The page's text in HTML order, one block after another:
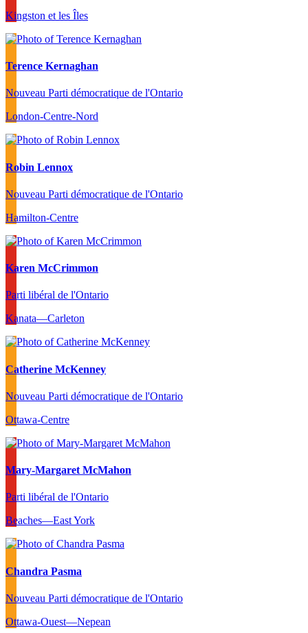
Kingston et les Îles
Terence Kernaghan
Nouveau Parti démocratique de l'Ontario
London-Centre-Nord
Robin Lennox
Nouveau Parti démocratique de l'Ontario
Hamilton-Centre
Karen McCrimmon
Parti libéral de l'Ontario
Kanata—Carleton
Catherine McKenney
Nouveau Parti démocratique de l'Ontario
Ottawa-Centre
Mary-Margaret McMahon
Parti libéral de l'Ontario
Beaches—East York
Chandra Pasma
Nouveau Parti démocratique de l'Ontario
Ottawa-Ouest—Nepean